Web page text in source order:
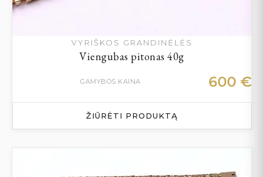
VYRIŠKOS GRANDINĖLĖS
Viengubas pitonas 40g
GAMYBOS KAINA 600 €
ŽIŪRĖTI PRODUKTĄ